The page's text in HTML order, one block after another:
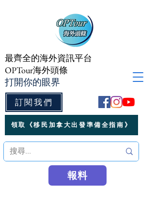
訂閱我們
最齊全的海外資訊平台
OPTour海外頭條
打開你的眼界
領取《移民加拿大出發準備全指南》
報料